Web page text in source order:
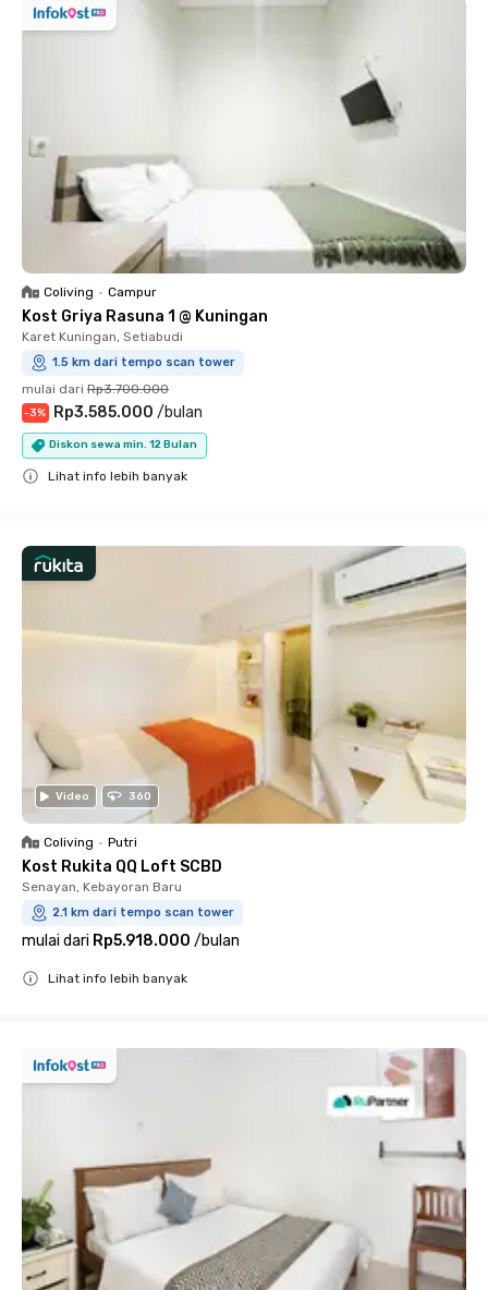
Coliving • Campur
Kost Griya Rasuna 1 @ Kuningan
Karet Kuningan, Setiabudi
1.5 km dari tempo scan tower
mulai dari Rp3.700.000
-3% Rp3.585.000 /bulan
Diskon sewa min. 12 Bulan
Lihat info lebih banyak
Video 360
Coliving • Putri
Kost Rukita QQ Loft SCBD
Senayan, Kebayoran Baru
2.1 km dari tempo scan tower
mulai dari Rp5.918.000 /bulan
Lihat info lebih banyak